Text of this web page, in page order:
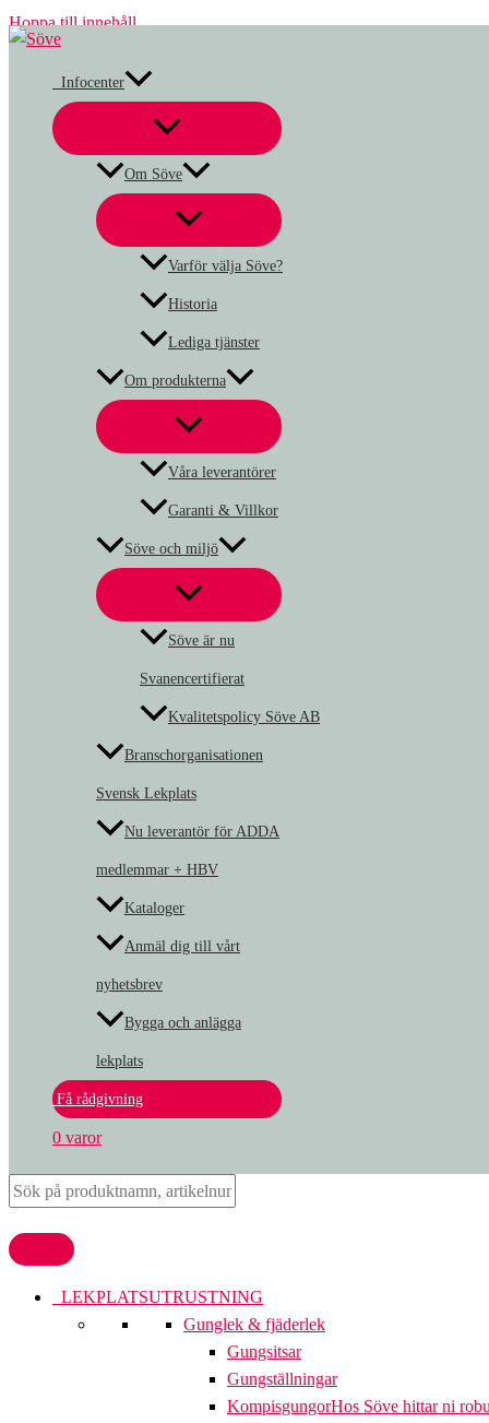
Hoppa till innehåll
Infocenter
Om Söve
Varför välja Söve?
Historia
Lediga tjänster
Om produkterna
Våra leverantörer
Garanti & Villkor
Söve och miljö
Söve är nu
Svanencertifierat
Kvalitetspolicy Söve AB
Branschorganisationen
Svensk Lekplats
Nu leverantör för ADDA
medlemmar + HBV
Kataloger
Anmäl dig till vårt
nyhetsbrev
Bygga och anlägga
lekplats
Få rådgivning
0 varor
LEKPLATSUTRUSTNING
Gunglek & fjäderlek
Gungsitsar
Gungställningar
KompisgungorHos Söve hittar ni